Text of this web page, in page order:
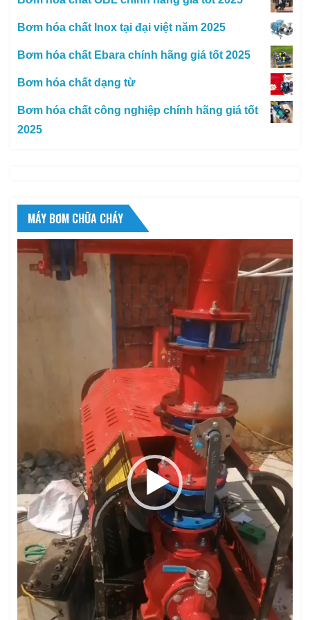
Bơm hóa chất Inox tại đại việt năm 2025
Bơm hóa chất Ebara chính hãng giá tốt 2025
Bơm hóa chất dạng từ
Bơm hóa chất công nghiệp chính hãng giá tốt
2025
MÁY BƠM CHỮA CHÁY
Trình
chơi